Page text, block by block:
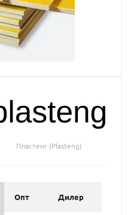
Пластенг (Plasteng)
Опт Дилер